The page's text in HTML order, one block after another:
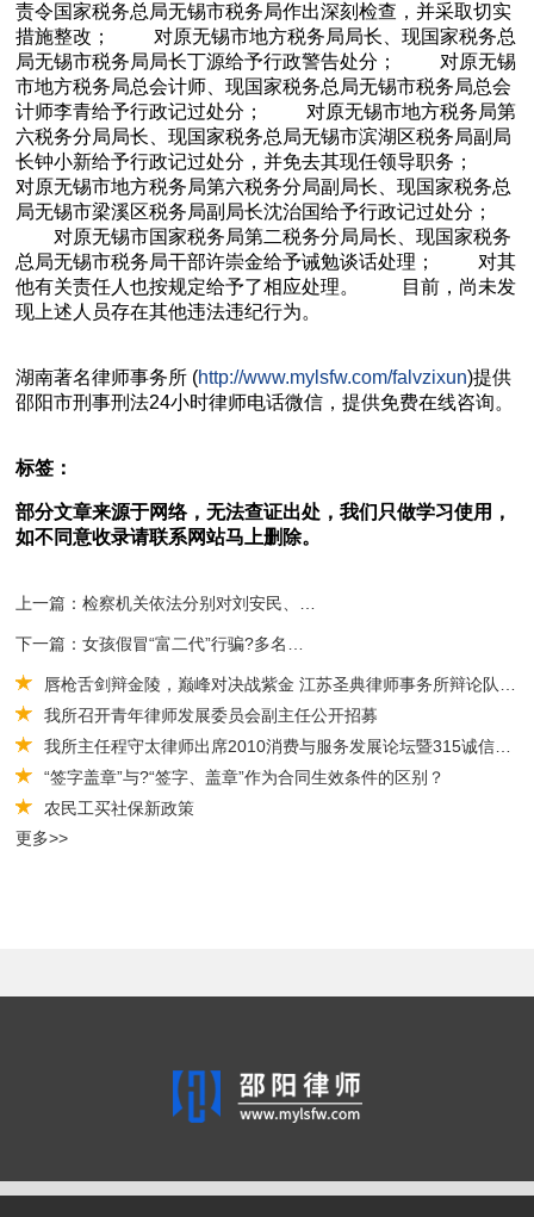
责令国家税务总局无锡市税务局作出深刻检查，并采取切实
措施整改； 对原无锡市地方税务局局长、现国家税务总
局无锡市税务局局长丁源给予行政警告处分； 对原无锡
市地方税务局总会计师、现国家税务总局无锡市税务局总会
计师李青给予行政记过处分； 对原无锡市地方税务局第
六税务分局局长、现国家税务总局无锡市滨湖区税务局副局
长钟小新给予行政记过处分，并免去其现任领导职务；
对原无锡市地方税务局第六税务分局副局长、现国家税务总
局无锡市梁溪区税务局副局长沈治国给予行政记过处分；
对原无锡市国家税务局第二税务分局局长、现国家税务
总局无锡市税务局干部许崇金给予诫勉谈话处理； 对其
他有关责任人也按规定给予了相应处理。 目前，尚未发
现上述人员存在其他违法违纪行为。
湖南著名律师事务所 (http://www.mylsfw.com/falvzixun)提供
邵阳市刑事刑法24小时律师电话微信，提供免费在线咨询。
标签：
部分文章来源于网络，无法查证出处，我们只做学习使用，
如不同意收录请联系网站马上删除。
唇枪舌剑辩金陵，巅峰对决战紫金 江苏圣典律师事务所辩论队荣获团体二等奖2021-06-29
我所召开青年律师发展委员会副主任公开招募
我所主任程守太律师出席2010消费与服务发展论坛暨315诚信品牌颁奖典礼
“签字盖章”与?“签字、盖章”作为合同生效条件的区别？
农民工买社保新政策
更多>>